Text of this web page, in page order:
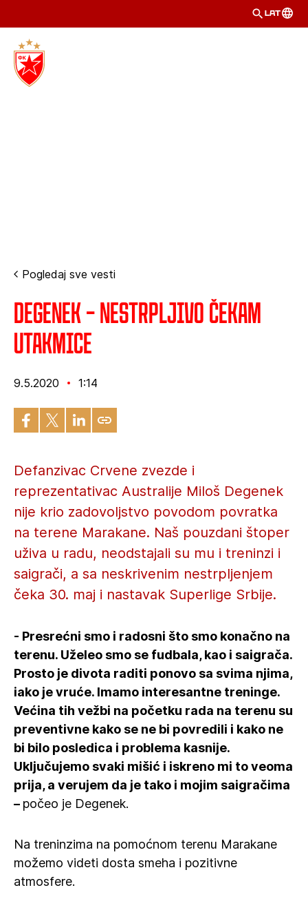
LAT
Pogledaj sve vesti
Degenek – Nestrpljivo čekam
utakmice
9.5.2020 1:14
Defanzivac Crvene zvezde i
reprezentativac Australije Miloš Degenek
nije krio zadovoljstvo povodom povratka
na terene Marakane. Naš pouzdani štoper
uživa u radu, neodstajali su mu i treninzi i
saigrači, a sa neskrivenim nestrpljenjem
čeka 30. maj i nastavak Superlige Srbije.
- Presrećni smo i radosni što smo konačno na
terenu. Uželeo smo se fudbala, kao i saigrača.
Prosto je divota raditi ponovo sa svima njima,
iako je vruće. Imamo interesantne treninge.
Većina tih vežbi na početku rada na terenu su
preventivne kako se ne bi povredili i kako ne
bi bilo posledica i problema kasnije.
Uključujemo svaki mišić i iskreno mi to veoma
prija, a verujem da je tako i mojim saigračima
– počeo je Degenek.
Na treninzima na pomoćnom terenu Marakane
možemo videti dosta smeha i pozitivne
atmosfere.